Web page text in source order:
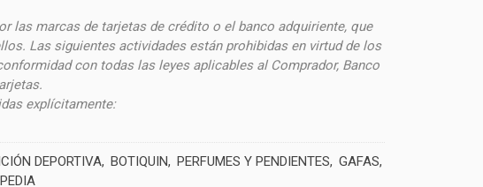
las marcas de tarjetas de crédito o el banco adquiriente, que
Las siguientes actividades están prohibidas en virtud de los
con todas las leyes aplicables al Comprador, Banco
explícitamente:
DEPORTIVA BOTIQUIN PERFUMES Y PENDIENTES
GAFAS